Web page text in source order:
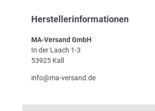
Herstellerinformationen
MA-Versand GmbH
In der Laach 1-3
53925 Kall
info@ma-versand.de